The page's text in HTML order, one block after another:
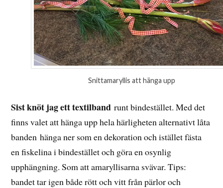
Snittamaryllis att hänga upp
Sistknöt jag ett textilband runt bindestället. Med det
finns valet att hänga upp hela härligheten alternativt låta
banden hänga ner som en dekoration och istället fästa
en fiskelina i bindestället och göra en osynlig
upphängning. Som att amaryllisarna svävar. Tips:
bandet tar igen både rött och vitt från pärlor och